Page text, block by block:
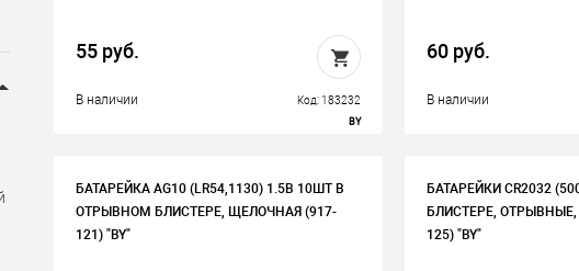
55 руб.
В наличии Код: 183232
BY
60 руб.
В наличии
БАТАРЕЙКА AG10 (LR54,1130) 1.5В 10ШТ В
ОТРЫВНОМ БЛИСТЕРЕ, ЩЕЛОЧНАЯ (917-
121) "BY"
БАТАРЕЙКИ CR2032
БЛИСТЕРЕ,
125) "BY"